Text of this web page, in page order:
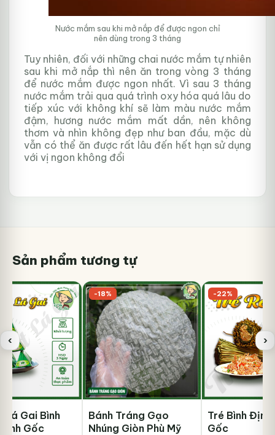
Nước mắm sau khi mở nắp để được ngon chỉ
nên dùng trong 3 tháng
Tuy nhiên, đối với những chai nước mắm tự nhiên
sau khi mở nắp thì nên ăn trong vòng 3 tháng
để nước mắm được ngon nhất. Vì sau 3 tháng
nước mắm trải qua quá trình oxy hóa quá lâu do
tiếp xúc với không khí sẽ làm màu nước mắm
đậm, hương nước mắm mất dần, nên không
thơm và nhìn không đẹp như ban đầu, mặc dù
vẫn có thể ăn được rất lâu đến hết hạn sử dụng
với vị ngon không đổi
Sản phẩm tương tự
Lá Gai Bình
Gốc
-18%
Bánh Tráng Gạo
Nhúng Giòn Phù Mỹ
-22%
Tré Bình Định
Gốc
‹ ›